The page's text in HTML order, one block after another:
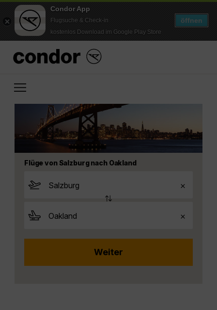
Condor App
Flugsuche & Check-in
kostenlos Download im Google Play Store
öffnen
Flüge von Salzburg nach Oakland